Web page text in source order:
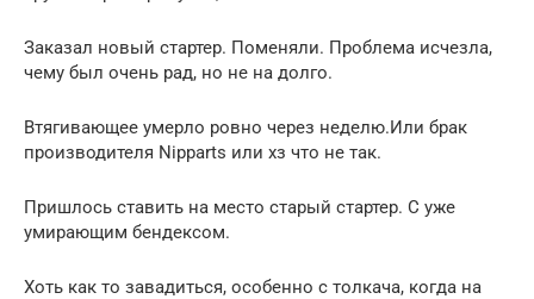
Заказал новый стартер. Поменяли. Проблема исчезла,
чему был очень рад, но не на долго.
Втягивающее умерло ровно через неделю.Или брак
производителя Nipparts или хз что не так.
Пришлось ставить на место старый стартер. С уже
умирающим бендексом.
Хоть как то завадиться, особенно с толкача, когда на